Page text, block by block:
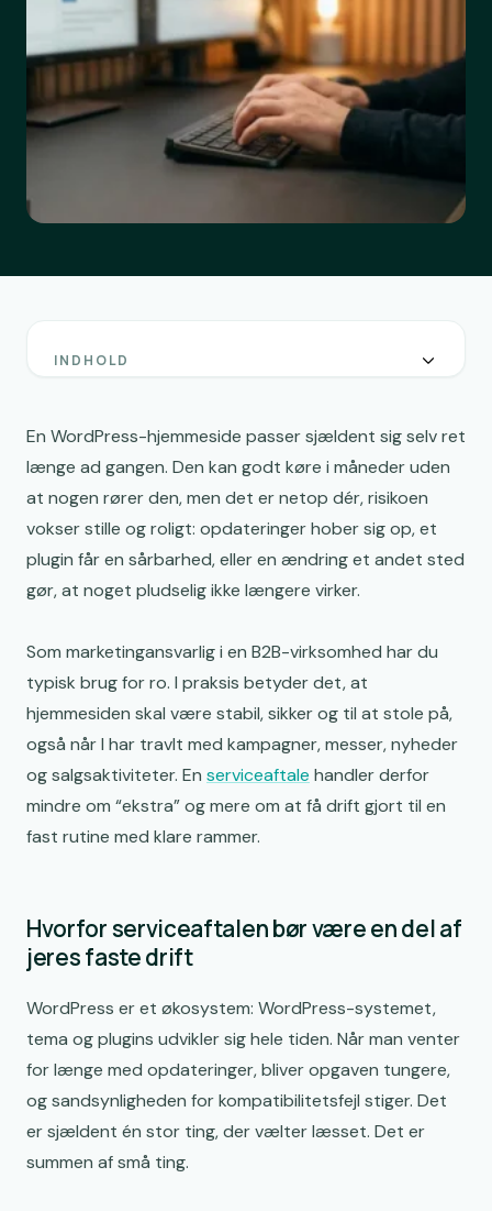
INDHOLD
Opdateringer: Mere end “klik og håb”
Sikkerhedskopi og gendannelse: Det, der redder jer,
når noget “går i stykker”
Sikkerhed: Forebyggelse og tidlig varsling
Oppetid og performance: Overvågning, der giver jer
Support og responstid: Det, der afgør jeres hverdag
Rapportering og dokumentation: Noget du kan sende
videre internt
GDPR: Databehandleraftale og praktiske detaljer
tydeligt
Onboarding: start rigtigt, så driften bliver stabil
Når noget går galt: Beredskab uden uro
En WordPress-hjemmeside passer sjældent sig selv ret
længe ad gangen. Den kan godt køre i måneder uden
at nogen rører den, men det er netop dér, risikoen
vokser stille og roligt: opdateringer hober sig op, et
plugin får en sårbarhed, eller en ændring et andet sted
gør, at noget pludselig ikke længere virker.
Som marketingansvarlig i en B2B-virksomhed har du
typisk brug for ro. I praksis betyder det, at
hjemmesiden skal være stabil, sikker og til at stole på,
også når I har travlt med kampagner, messer, nyheder
og salgsaktiviteter. En serviceaftale handler derfor
mindre om “ekstra” og mere om at få drift gjort til en
fast rutine med klare rammer.
Hvorfor serviceaftalen bør være en del af
jeres faste drift
WordPress er et økosystem: WordPress-systemet,
tema og plugins udvikler sig hele tiden. Når man venter
for længe med opdateringer, bliver opgaven tungere,
og sandsynligheden for kompatibilitetsfejl stiger. Det
er sjældent én stor ting, der vælter læsset. Det er
summen af små ting.